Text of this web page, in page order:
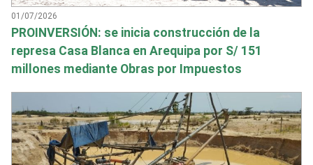
01/07/2026
PROINVERSIÓN: se inicia construcción de la
represa Casa Blanca en Arequipa por S/ 151
millones mediante Obras por Impuestos